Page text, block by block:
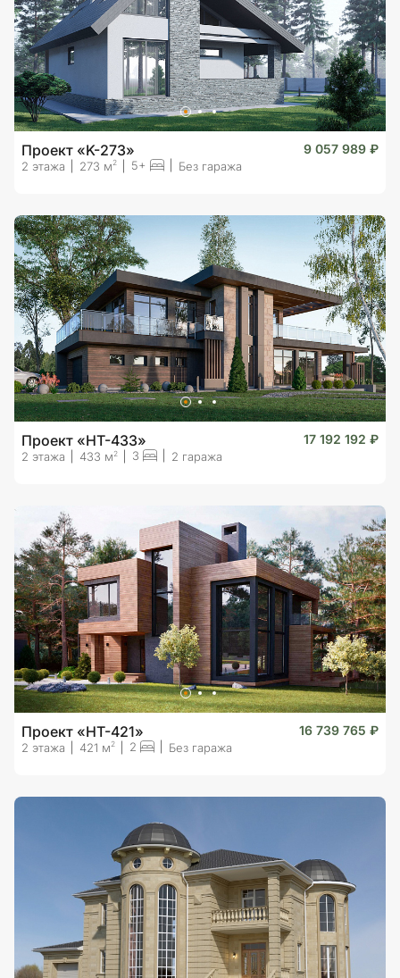
Проект «K-273» 9 057 989 ₽
2 этажа 273 м2 5+ Без гаража
Проект «HT-433» 17 192 192 ₽
2 этажа 433 м 2 3 2 гаража
Проект «HT-421» 16 739 765 ₽
2 этажа 421 м2 2 Без гаража